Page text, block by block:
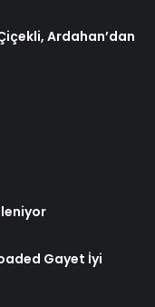
Ardahan’dan
Gayet İyi